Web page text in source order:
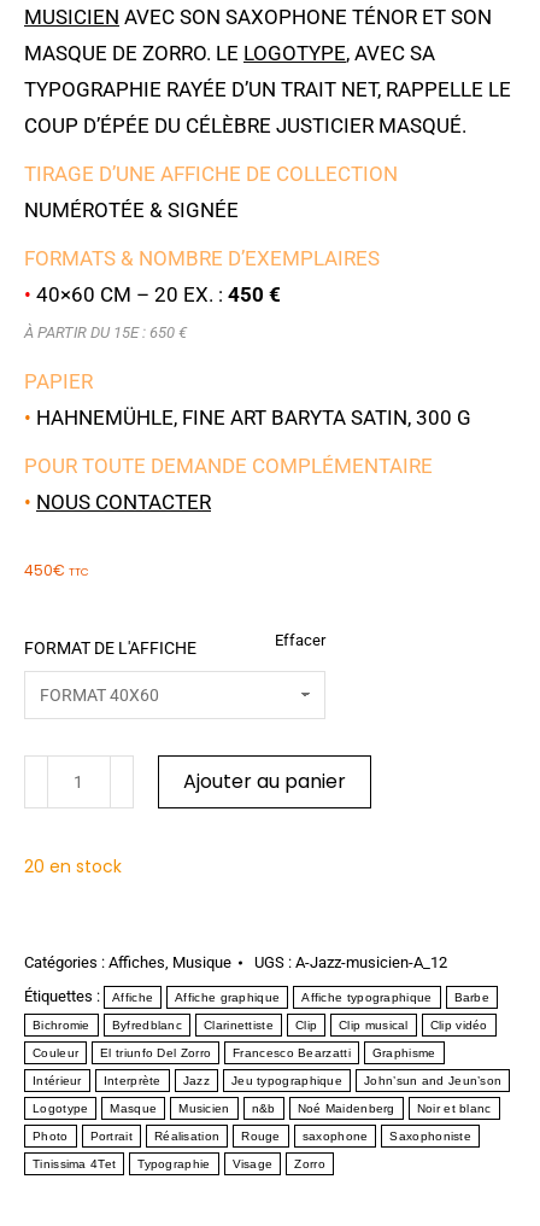
MUSICIEN AVEC SON SAXOPHONE TÉNOR ET SON
MASQUE DE ZORRO. LE LOGOTYPE, AVEC SA
TYPOGRAPHIE RAYÉE D’UN TRAIT NET, RAPPELLE LE
COUP D’ÉPÉE DU CÉLÈBRE JUSTICIER MASQUÉ.
TIRAGE D’UNE AFFICHE DE COLLECTION
NUMÉROTÉE & SIGNÉE
FORMATS & NOMBRE D’EXEMPLAIRES
• 40×60 CM – 20 EX. : 450 €
À PARTIR DU 15E : 650 €
PAPIER
• HAHNEMÜHLE, FINE ART BARYTA SATIN, 300 G
POUR TOUTE DEMANDE COMPLÉMENTAIRE
• NOUS CONTACTER
450€ TTC
FORMAT DE L'AFFICHE Effacer
Ajouter au panier
20 en stock
Catégories : Affiches, Musique UGS : A-Jazz-musicien-A_12
Étiquettes :
Affiche Affiche graphique Affiche typographique Barbe
Bichromie Byfredblanc Clarinettiste Clip Clip musical Clip vidéo
Couleur El triunfo Del Zorro Francesco Bearzatti Graphisme
Intérieur Interprète Jazz Jeu typographique John’sun and Jeun’son
Logotype Masque Musicien n&b Noé Maidenberg Noir et blanc
Photo Portrait Réalisation Rouge saxophone Saxophoniste
Tinissima 4Tet Typographie Visage Zorro